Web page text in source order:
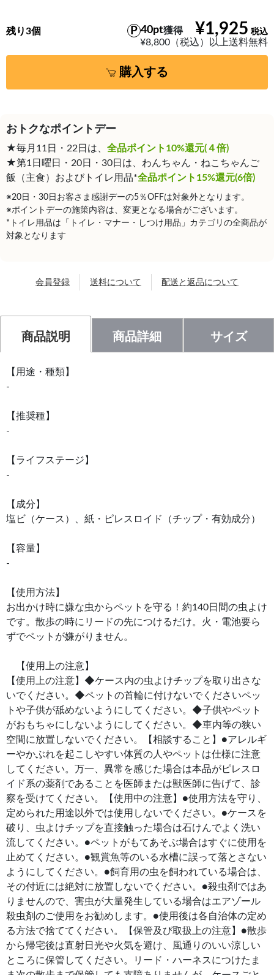
¥1,925
40pt獲得
¥8,800（税込）以上送料無料
残り3個
購入する
おトクなポイントデー
★毎月11日・22日は、 全品ポイント10%還元(４倍)
★第1日曜日・20日・30日は、わんちゃん・ねこちゃんご
飯（主食）およびトイレ用品*全品ポイント15%還元(6倍)
※20日・30日お客さま感謝デーの5％OFFは対象外となります。
※ポイントデーの施策内容は、変更となる場合がございます。
*トイレ用品は「トイレ・マナー・しつけ用品」カテゴリの全商品が
対象となります
会員登録 送料について 配送と返品について
商品説明 商品詳細 サイズ
【用途・種類】
-
【推奨種】
-
【ライフステージ】
-
【成分】
塩ビ（ケース）、紙・ピレスロイド（チップ・有効成分）
【容量】
-
【使用方法】
お出かけ時に嫌な虫からペットを守る！約140日間の虫よけ
です。散歩の時にリードの先につけるだけ。火・電池要ら
ずでペットが嫌がりません。
【使用上の注意】
【使用上の注意】◆ケース内の虫よけチップを取り出さな
いでください。◆ペットの首輪に付けないでくださいペッ
トや子供が舐めないようにしてください。◆子供やペット
がおもちゃにしないようにしてください。◆車内等の狭い
空間に放置しないでください。【相談すること】●アレルギ
ーやかぶれを起こしやすい体質の人やペットは仕様に注意
してください。万一、異常を感じた場合は本品がピレスロ
イド系の薬剤であることを医師または獣医師に告げて、診
察を受けてください。【使用中の注意】●使用方法を守り、
定められた用途以外では使用しないでください。●ケースを
破り、虫よけチップを直接触った場合は石けんでよく洗い
流してください。●ペットがもてあそぶ場合はすぐに使用を
止めてください。●観賞魚等のいる水槽に誤って落とさない
ようにしてください。●飼育用の虫を飼われている場合は、
その付近には絶対に放置しないでください。●殺虫剤ではあ
りませんので、害虫が大量発生している場合はエアゾール
殺虫剤のご使用をお勧めします。●使用後は各自治体の定め
る方法で捨ててください。【保管及び取扱上の注意】●散歩
から帰宅後は直射日光や火気を避け、風通りのいい涼しい
ところに保管してください。リード・ハーネスにつけたま